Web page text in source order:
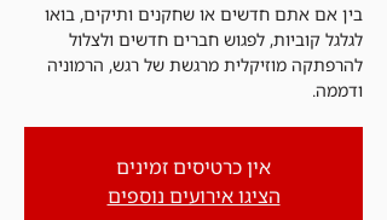
בין אם אתם חדשים או שחקנים ותיקים, בואו
לגלגל קוביות, לפגוש חברים חדשים ולצלול
להרפתקה מוזיקלית מרגשת של רגש, הרמוניה
ודממה.
אין כרטיסים זמינים
הציגו אירועים נוספים